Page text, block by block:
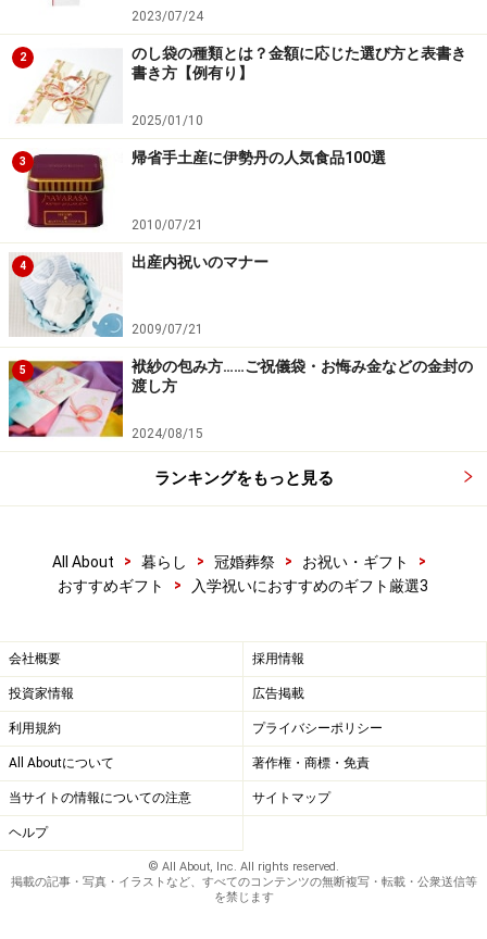
2023/07/24
2
のし袋の種類とは？金額に応じた選び方と表書き
書き方【例有り】
2025/01/10
3 帰省手土産に伊勢丹の人気食品100選
2010/07/21
4 出産内祝いのマナー
2009/07/21
5
袱紗の包み方……ご祝儀袋・お悔み金などの金封の
渡し方
2024/08/15
ランキングをもっと見る
All About > 暮らし > 冠婚葬祭 > お祝い・ギフト
>
おすすめギフト
> 入学祝いにおすすめのギフト厳選3
会社概要 採用情報
投資家情報 広告掲載
利用規約 プライバシーポリシー
All Aboutについて 著作権・商標・免責
当サイトの情報についての注意 サイトマップ
ヘルプ
© All About, Inc. All rights reserved.
掲載の記事・写真・イラストなど、すべてのコンテンツの無断複写・転載・公衆送信等
を禁じます